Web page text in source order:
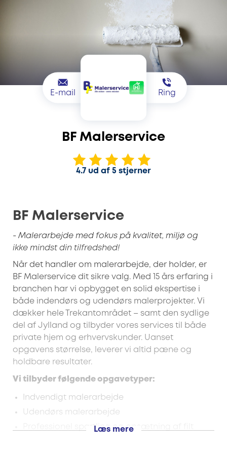
E-mail Ring
BF Malerservice
4.7 ud af 5 stjerner
BF Malerservice
- Malerarbejde med fokus på kvalitet, miljø og
ikke mindst din tilfredshed!
Når det handler om malerarbejde, der holder, er
BF Malerservice dit sikre valg. Med 15 års erfaring i
branchen har vi opbygget en solid ekspertise i
både indendørs og udendørs malerprojekter. Vi
dækker hele Trekantområdet – samt den sydlige
del af Jylland og tilbyder vores services til både
private hjem og erhvervskunder. Uanset
opgavens størrelse, leverer vi altid pæne og
holdbare resultater.
Vi tilbyder følgende opgavetyper:
Indvendigt malerarbejde
Udendørs malerarbejde
Professionel spartling og opsætning af filt
Læs mere